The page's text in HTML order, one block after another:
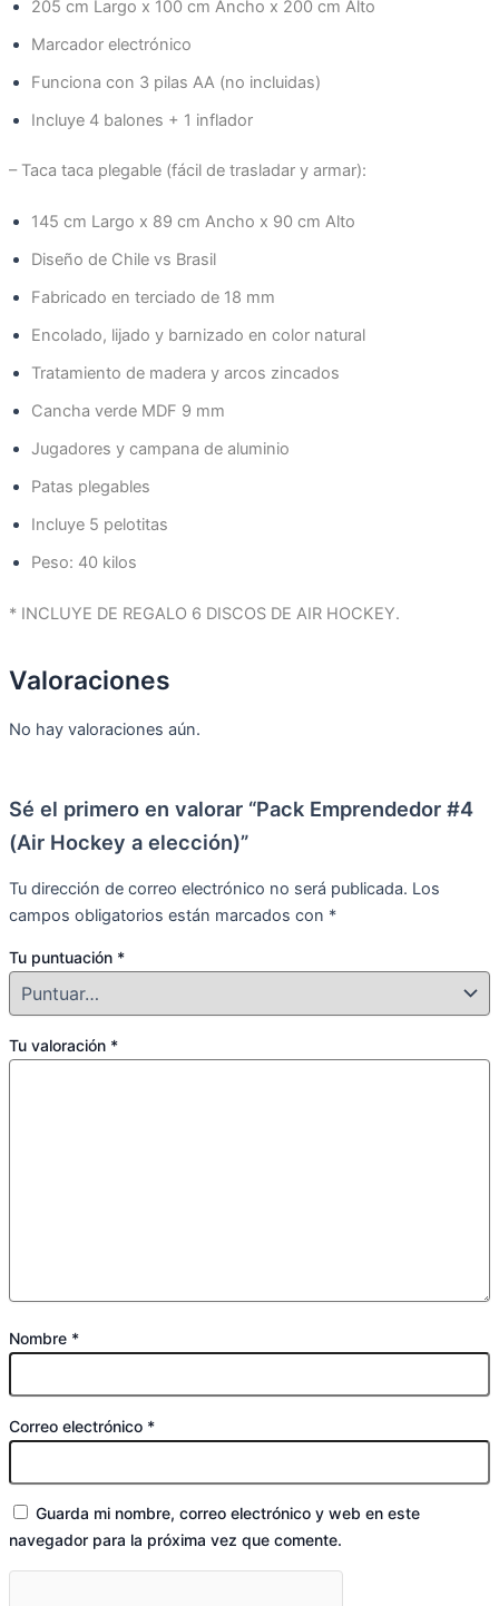
205 cm Largo x 100 cm Ancho x 200 cm Alto
Marcador electrónico
Funciona con 3 pilas AA (no incluidas)
Incluye 4 balones + 1 inflador
– Taca taca plegable (fácil de trasladar y armar):
145 cm Largo x 89 cm Ancho x 90 cm Alto
Diseño de Chile vs Brasil
Fabricado en terciado de 18 mm
Encolado, lijado y barnizado en color natural
Tratamiento de madera y arcos zincados
Cancha verde MDF 9 mm
Jugadores y campana de aluminio
Patas plegables
Incluye 5 pelotitas
Peso: 40 kilos
* INCLUYE DE REGALO 6 DISCOS DE AIR HOCKEY.
Valoraciones
No hay valoraciones aún.
Sé el primero en valorar “Pack Emprendedor #4
(Air Hockey a elección)”
Tu dirección de correo electrónico no será publicada. Los
campos obligatorios están marcados con *
Tu puntuación *
Tu valoración *
Nombre *
Correo electrónico *
Guarda mi nombre, correo electrónico y web en este
navegador para la próxima vez que comente.